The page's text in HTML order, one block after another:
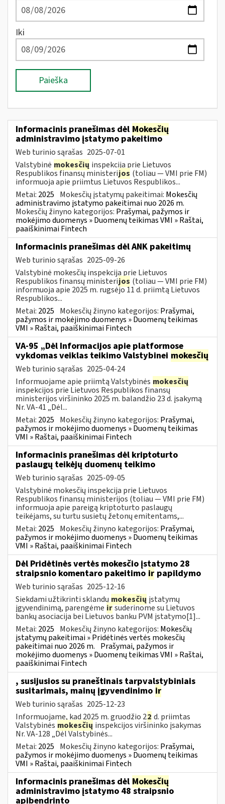
Iki
Paieška
Informacinis pranešimas dėl Mokesčių
administravimo įstatymo pakeitimo
Web turinio sąrašas 2025-07-01
Valstybinė mokesčių inspekcija prie Lietuvos
Respublikos finansų ministerijos (toliau — VMI prie FM)
informuoja apie priimtus Lietuvos Respublikos...
Metai: 2025 Mokesčių įstatymų pakeitimai: Mokesčių
administravimo įstatymo pakeitimai nuo 2026 m.
Mokesčių žinyno kategorijos: Prašymai, pažymos ir
mokėjimo duomenys » Duomenų teikimas VMI » Raštai,
paaiškinimai Fintech
Informacinis pranešimas dėl ANK pakeitimų
Web turinio sąrašas 2025-09-26
Valstybinė mokesčių inspekcija prie Lietuvos
Respublikos finansų ministerijos (toliau — VMI prie FM)
informuoja apie 2025 m. rugsėjo 11 d. priimtą Lietuvos
Respublikos...
Metai: 2025 Mokesčių žinyno kategorijos: Prašymai,
pažymos ir mokėjimo duomenys » Duomenų teikimas
VMI » Raštai, paaiškinimai Fintech
VA-95 „Dėl Informacijos apie platformose
vykdomas veiklas teikimo Valstybinei mokesčių
Web turinio sąrašas 2025-04-24
Informuojame apie priimtą Valstybinės mokesčių
inspekcijos prie Lietuvos Respublikos finansų
ministerijos viršininko 2025 m. balandžio 23 d. įsakymą
Nr. VA-41 „Dėl...
Metai: 2025 Mokesčių žinyno kategorijos: Prašymai,
pažymos ir mokėjimo duomenys » Duomenų teikimas
VMI » Raštai, paaiškinimai Fintech
Informacinis pranešimas dėl kriptoturto
paslaugų teikėjų duomenų teikimo
Web turinio sąrašas 2025-09-05
Valstybinė mokesčių inspekcija prie Lietuvos
Respublikos finansų ministerijos (toliau — VMI prie FM)
informuoja apie pareigą kriptoturto paslaugų
teikėjams, su turtu susietų žetonų emitentams,...
Metai: 2025 Mokesčių žinyno kategorijos: Prašymai,
pažymos ir mokėjimo duomenys » Duomenų teikimas
VMI » Raštai, paaiškinimai Fintech
Dėl Pridėtinės vertės mokesčio įstatymo 28
straipsnio komentaro pakeitimo ir papildymo
Web turinio sąrašas 2025-12-16
Siekdami užtikrinti sklandų mokesčių įstatymų
įgyvendinimą, parengėme irsuderinome su Lietuvos
bankų asociacija bei Lietuvos banku PVM įstatymo[1]...
Metai: 2025 Mokesčių žinyno kategorijos: Mokesčių
įstatymų pakeitimai » Pridėtinės vertės mokesčių
pakeitimai nuo 2026 m. Prašymai, pažymos ir
mokėjimo duomenys » Duomenų teikimas VMI » Raštai,
paaiškinimai Fintech
, susijusios su praneštinais tarpvalstybiniais
susitarimais, mainų įgyvendinimo ir
Web turinio sąrašas 2025-12-23
Informuojame, kad 2025 m. gruodžio 22 d. priimtas
Valstybinės mokesčių inspekcijos viršininko įsakymas
Nr. VA-128 „Dėl Valstybinės...
Metai: 2025 Mokesčių žinyno kategorijos: Prašymai,
pažymos ir mokėjimo duomenys » Duomenų teikimas
VMI » Raštai, paaiškinimai Fintech
Informacinis pranešimas dėl Mokesčių
administravimo įstatymo 48 straipsnio
apibendrinto